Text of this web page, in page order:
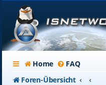
Home FAQ
Foren-Übersicht